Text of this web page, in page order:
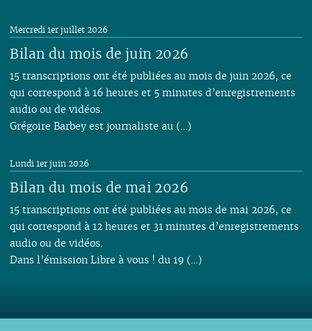
Bilan du mois de juin 2026
Mercredi 1er juillet 2026
15 transcriptions ont été publiées au mois de juin 2026, ce
qui correspond à 16 heures et 5 minutes d’enregistrements
audio ou de vidéos.
Grégoire Barbey est journaliste au (…)
Bilan du mois de mai 2026
Lundi 1er juin 2026
15 transcriptions ont été publiées au mois de mai 2026, ce
qui correspond à 12 heures et 31 minutes d’enregistrements
audio ou de vidéos.
Dans l’émission Libre à vous ! du 19 (…)